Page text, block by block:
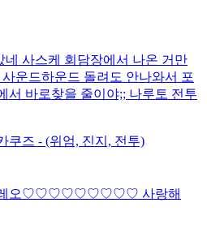
네 사스케 회담장에서 나온 거만
운드하운드 돌려도 안나와서 포
서 바로찾을 줄이야;; 나루토 전투
쿠즈 - (위엄, 진지, 전투)
♡♡♡♡♡♡♡♡♡ 사랑해